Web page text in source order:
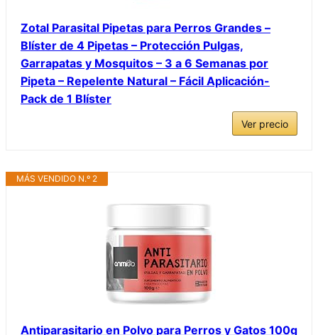
Zotal Parasital Pipetas para Perros Grandes –
Blíster de 4 Pipetas – Protección Pulgas,
Garrapatas y Mosquitos – 3 a 6 Semanas por
Pipeta – Repelente Natural – Fácil Aplicación-
Pack de 1 Blíster
Ver precio
MÁS VENDIDO N.º 2
Antiparasitario en Polvo para Perros y Gatos 100g